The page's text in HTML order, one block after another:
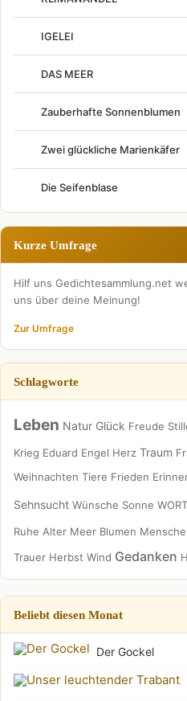
IGELEI
DAS MEER
Zauberhafte Sonnenblumen
Zwei glückliche Marienkäfer
Die Seifenblase
Kurze Umfrage
Hilf uns Gedichtesammlung.net
uns über deine Meinung!
Zur Umfrage
Schlagworte
Leben Natur Glück Freude
Krieg Eduard Engel Herz Traum
Weihnachten Tiere Frieden
Sehnsucht Wünsche Sonne
Ruhe Alter Meer Blumen
Trauer Herbst Wind Gedanken
Beliebt diesen Monat
Der Gockel